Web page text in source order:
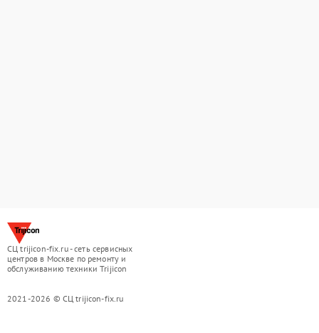
СЦ trijicon-fix.ru - сеть сервисных
центров в Москве по ремонту и
обслуживанию техники Trijicon
2021-2026 © СЦ trijicon-fix.ru